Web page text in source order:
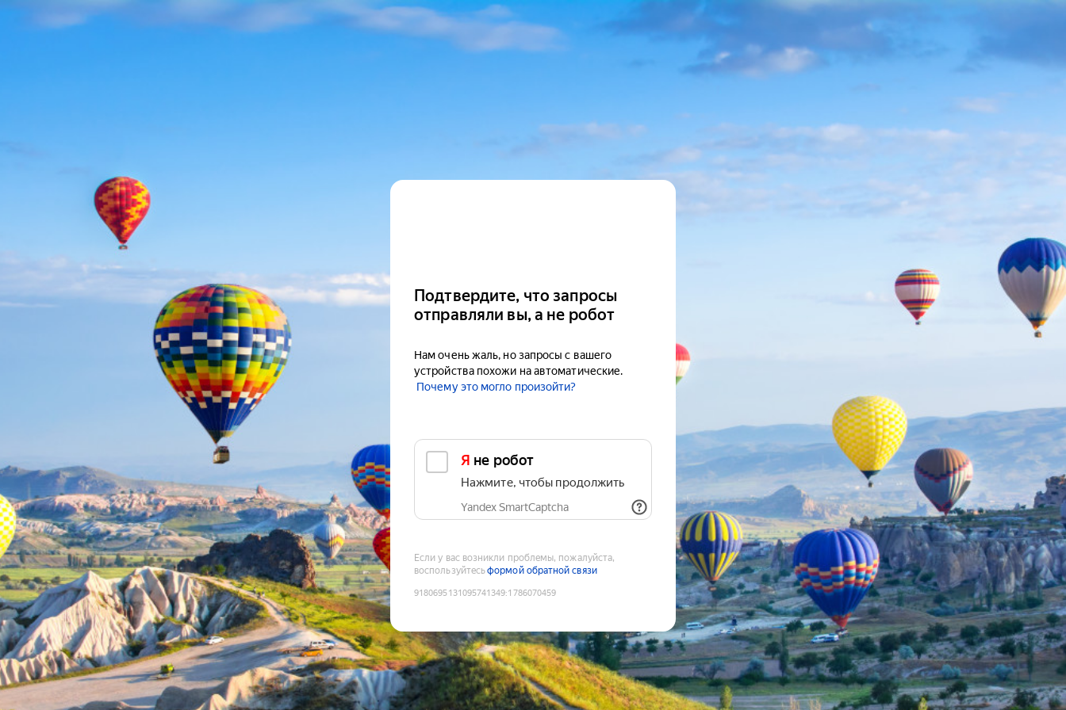
Подтвердите, что запросы
отправляли вы, а не робот
Нам очень жаль, но запросы с вашего
устройства похожи на автоматические.
Почему это могло произойти?
Я не робот
Нажмите, чтобы продолжить
Yandex SmartCaptcha
Если у вас возникли проблемы, пожалуйста,
воспользуйтесьформой обратной связи
9180695131095741349:1786070459